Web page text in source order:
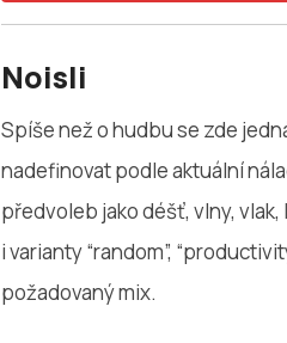
Noisli
Spíše než o hudbu se zde
nadefinovat podle aktuální
předvoleb jako déšť, vlny,
i varianty “random”,
požadovaný mix.